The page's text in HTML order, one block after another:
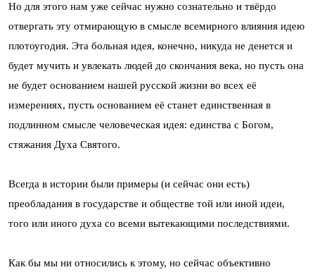
Но для этого нам уже сейчас нужно сознательно и твёрдо
отвергать эту отмирающую в смысле всемирного влияния идею
плотоугодия. Эта больная идея, конечно, никуда не денется и
будет мучить и увлекать людей до скончания века, но пусть она
не будет основанием нашей русской жизни во всех её
измерениях, пусть основанием её станет единственная в
подлинном смысле человеческая идея: единства с Богом,
стяжания Духа Святого.
Всегда в истории были примеры (и сейчас они есть)
преобладания в государстве и обществе той или иной идеи,
того или иного духа со всеми вытекающими последствиями.
Как бы мы ни относились к этому, но сейчас объективно